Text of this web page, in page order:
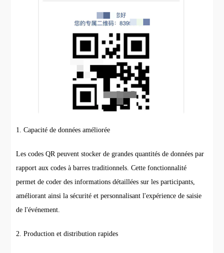
1. Capacité de données améliorée
Les codes QR peuvent stocker de grandes quantités de données par
rapport aux codes à barres traditionnels. Cette fonctionnalité
permet de coder des informations détaillées sur les participants,
améliorant ainsi la sécurité et personnalisant l'expérience de saisie
de l'événement.
2. Production et distribution rapides